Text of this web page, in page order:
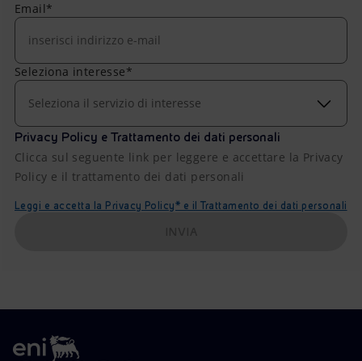
Email*
Seleziona interesse*
Seleziona il servizio di interesse
Privacy Policy e Trattamento dei dati personali
Clicca sul seguente link per leggere e accettare la Privacy
Policy e il trattamento dei dati personali
Leggi e accetta la Privacy Policy* e il Trattamento dei dati personali